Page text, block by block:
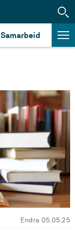
Samarbeid
Endra 05.05.25